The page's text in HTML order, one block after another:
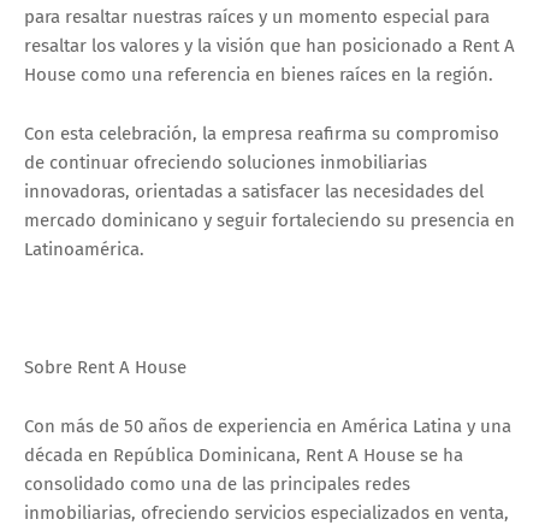
para resaltar nuestras raíces y un momento especial para
resaltar los valores y la visión que han posicionado a Rent A
House como una referencia en bienes raíces en la región.
Con esta celebración, la empresa reafirma su compromiso
de continuar ofreciendo soluciones inmobiliarias
innovadoras, orientadas a satisfacer las necesidades del
mercado dominicano y seguir fortaleciendo su presencia en
Latinoamérica.
Sobre Rent A House
Con más de 50 años de experiencia en América Latina y una
década en República Dominicana, Rent A House se ha
consolidado como una de las principales redes
inmobiliarias, ofreciendo servicios especializados en venta,